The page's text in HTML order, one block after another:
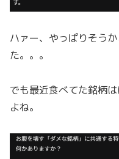
ハァー、やっぱりそう
た。。。
でも最近食べてた銘柄
よね。